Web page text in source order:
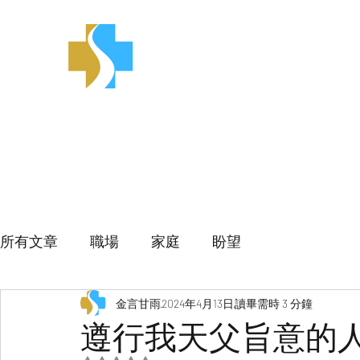
所有文章 職場 家庭 盼望
遵行我天父旨意的
金言甘雨2024年4月13日讀畢需時 3 分鐘